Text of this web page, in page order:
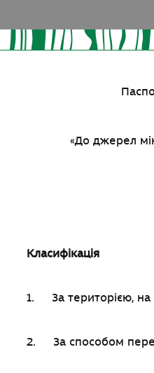
«До джерел
Класифікація
1. За територією, на
2. За способом